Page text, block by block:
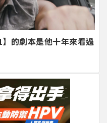
的劇本是他十年來看過